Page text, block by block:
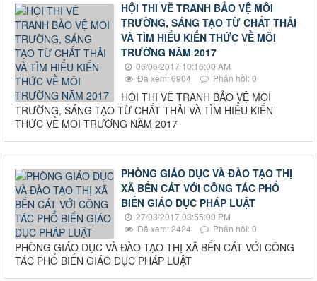
HỘI THI VẼ TRANH BẢO VỆ MÔI
TRƯỜNG, SÁNG TẠO TỪ CHẤT THẢI
VÀ TÌM HIỂU KIẾN THỨC VỀ MÔI
TRƯỜNG NĂM 2017
06/06/2017 10:16:00 AM
Đã xem: 6904
Phản hồi: 0
HỘI THI VẼ TRANH BẢO VỆ MÔI
TRƯỜNG, SÁNG TẠO TỪ CHẤT THẢI VÀ TÌM HIỂU KIẾN
THỨC VỀ MÔI TRƯỜNG NĂM 2017
PHÒNG GIÁO DỤC VÀ ĐÀO TẠO THỊ
XÃ BẾN CÁT VỚI CÔNG TÁC PHỔ
BIẾN GIÁO DỤC PHÁP LUẬT
27/03/2017 03:55:00 PM
Đã xem: 2424
Phản hồi: 0
PHÒNG GIÁO DỤC VÀ ĐÀO TẠO THỊ XÃ BẾN CÁT VỚI CÔNG
TÁC PHỔ BIẾN GIÁO DỤC PHÁP LUẬT